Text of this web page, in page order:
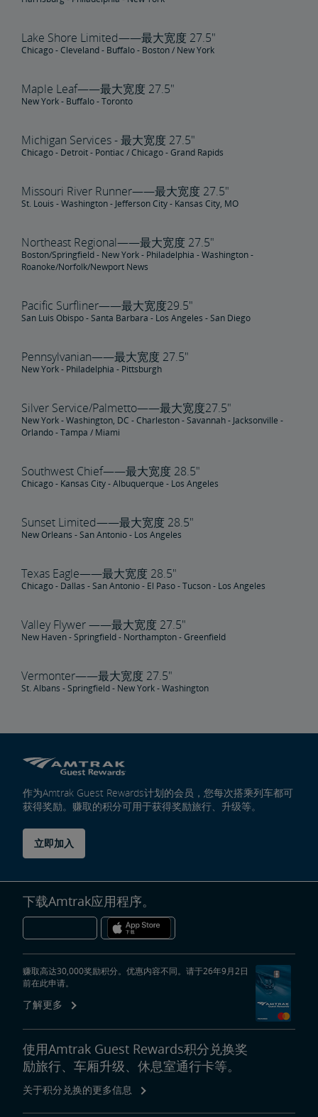
Lake Shore Limited——最大宽度 27.5"
Chicago - Cleveland - Buffalo - Boston / New York
Maple Leaf——最大宽度 27.5"
New York - Buffalo - Toronto
Michigan Services - 最大宽度 27.5"
Chicago - Detroit - Pontiac / Chicago - Grand Rapids
Missouri River Runner——最大宽度 27.5"
St. Louis - Washington - Jefferson City - Kansas City, MO
Northeast Regional——最大宽度 27.5"
Boston/Springfield - New York - Philadelphia - Washington -
Roanoke/Norfolk/Newport News
Pacific Surfliner——最大宽度29.5"
San Luis Obispo - Santa Barbara - Los Angeles - San Diego
Pennsylvanian——最大宽度 27.5"
New York - Philadelphia - Pittsburgh
Silver Service/Palmetto——最大宽度27.5"
New York - Washington, DC - Charleston - Savannah - Jacksonville -
Orlando - Tampa / Miami
Southwest Chief——最大宽度 28.5"
Chicago - Kansas City - Albuquerque - Los Angeles
Sunset Limited——最大宽度 28.5"
New Orleans - San Antonio - Los Angeles
Texas Eagle——最大宽度 28.5"
Chicago - Dallas - San Antonio - El Paso - Tucson - Los Angeles
Valley Flywer ——最大宽度 27.5"
New Haven - Springfield - Northampton - Greenfield
Vermonter——最大宽度 27.5"
St. Albans - Springfield - New York - Washington
作为Amtrak Guest Rewards计划的会员，您每次搭乘列车都可
获得奖励。赚取的积分可用于获得奖励旅行、升级等。
立即加入
下载Amtrak应用程序。
赚取高达30,000奖励积分。优惠内容不同。请于26年9月2日
前在此申请。
了解更多
使用Amtrak Guest Rewards积分兑换奖
励旅行、车厢升级、休息室通行卡等。
关于积分兑换的更多信息